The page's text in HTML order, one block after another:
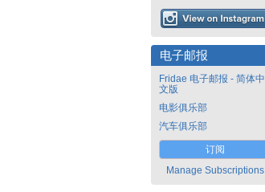
电子邮报
Fridae 电子邮报 - 简体中
文版
电影俱乐部
汽车俱乐部
订阅
Manage Subscriptions